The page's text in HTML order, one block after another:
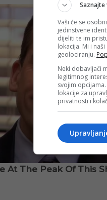
Saznajte
Vaši će se
jedinstvene
dijeliti te im
lokacija. Mi i
geolociranju.
Neki dobavljači
legitimnog
svojim
lokacije za
privatnosti i